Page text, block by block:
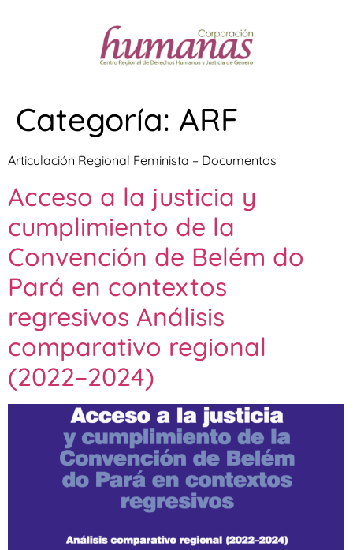
Categoría: ARF
Articulación Regional Feminista – Documentos
Acceso a la justicia y
cumplimiento de la
Convención de Belém do
Pará en contextos
regresivos Análisis
comparativo regional
(2022–2024)